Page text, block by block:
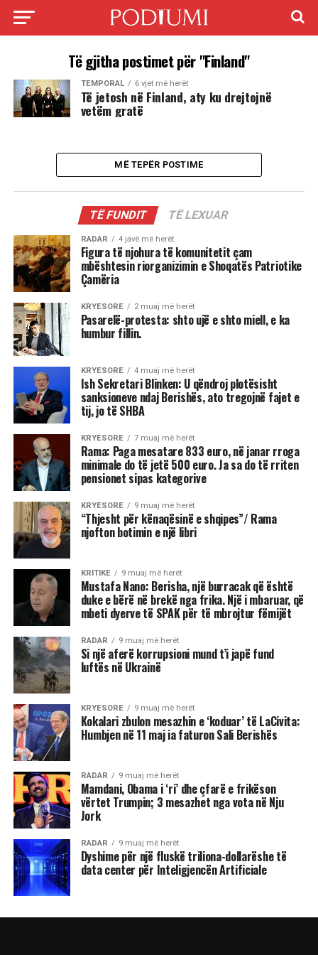
Të gjitha postimet për "Finland"
TEMPORAL 6 vjet më herët
Të jetosh në Finland, aty ku drejtojnë
vetëm gratë
MË TEPËR POSTIME
TË FUNDIT TË LEXUAR
RADAR 4 javë më herët
Figura të njohura të komunitetit çam
mbështesin riorganizimin e Shoqatës Patriotike
Çamëria
KRYESORE 2 muaj më herët
Pasarelë-protesta: shto ujë e shto miell, e ka
humbur fillin.
KRYESORE 4 muaj më herët
Ish Sekretari Blinken: U qëndroj plotësisht
sanksioneve ndaj Berishës, ato tregojnë fajet e
tij, jo të SHBA
KRYESORE 7 muaj më herët
Rama: Paga mesatare 833 euro, në janar rroga
minimale do të jetë 500 euro. Ja sa do të rriten
pensionet sipas kategorive
KRYESORE 9 muaj më herët
“Thjesht për kënaqësinë e shqipes”/ Rama
njofton botimin e një libri
KRITIKE 9 muaj më herët
Mustafa Nano: Berisha, një burracak që është
duke e bërë në brekë nga frika. Një i mbaruar, që
mbeti dyerve të SPAK për të mbrojtur fëmijët
RADAR 9 muaj më herët
Si një aferë korrupsioni mund t’i japë fund
luftës në Ukrainë
KRYESORE 9 muaj më herët
Kokalari zbulon mesazhin e ‘koduar’ të LaCivita:
Humbjen në 11 maj ia faturon Sali Berishës
RADAR 9 muaj më herët
Mamdani, Obama i ‘ri’ dhe çfarë e frikëson
vërtet Trumpin; 3 mesazhet nga vota në Nju
Jork
RADAR 9 muaj më herët
Dyshime për një fluskë triliona-dollarëshe të
data center për Inteligjencën Artificiale